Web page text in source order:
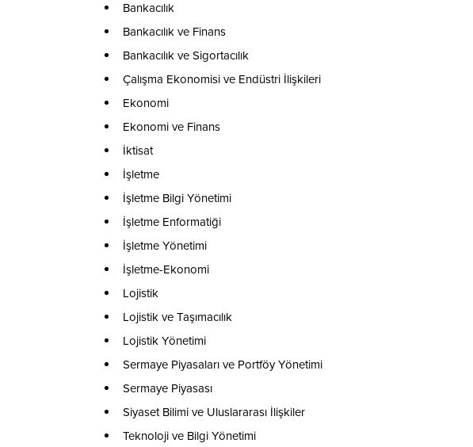
Bankacılık
Bankacılık ve Finans
Bankacılık ve Sigortacılık
Çalışma Ekonomisi ve Endüstri İlişkileri
Ekonomi
Ekonomi ve Finans
İktisat
İşletme
İşletme Bilgi Yönetimi
İşletme Enformatiği
İşletme Yönetimi
İşletme-Ekonomi
Lojistik
Lojistik ve Taşımacılık
Lojistik Yönetimi
Sermaye Piyasaları ve Portföy Yönetimi
Sermaye Piyasası
Siyaset Bilimi ve Uluslararası İlişkiler
Teknoloji ve Bilgi Yönetimi